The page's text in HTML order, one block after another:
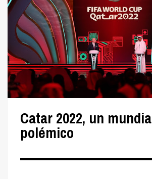
Catar 2022, un
polémico